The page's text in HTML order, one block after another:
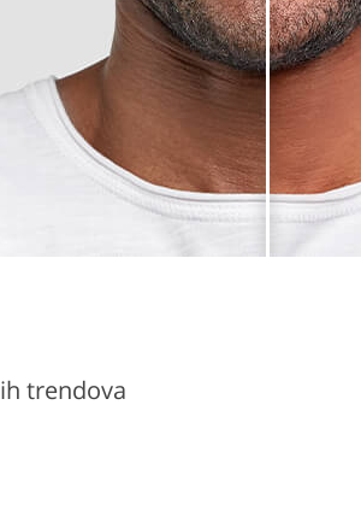
trendova